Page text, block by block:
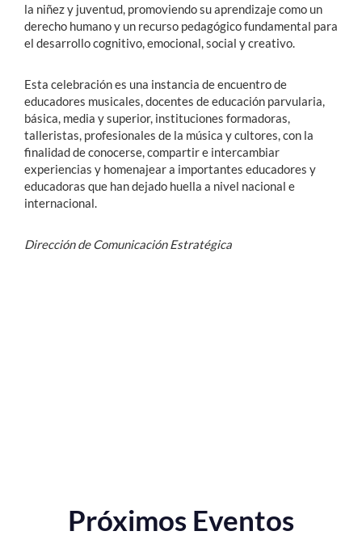
la niñez y juventud, promoviendo su aprendizaje como un
derecho humano y un recurso pedagógico fundamental para
el desarrollo cognitivo, emocional, social y creativo.
Esta celebración es una instancia de encuentro de
educadores musicales, docentes de educación parvularia,
básica, media y superior, instituciones formadoras,
talleristas, profesionales de la música y cultores, con la
finalidad de conocerse, compartir e intercambiar
experiencias y homenajear a importantes educadores y
educadoras que han dejado huella a nivel nacional e
internacional.
Dirección de Comunicación Estratégica
Próximos Eventos